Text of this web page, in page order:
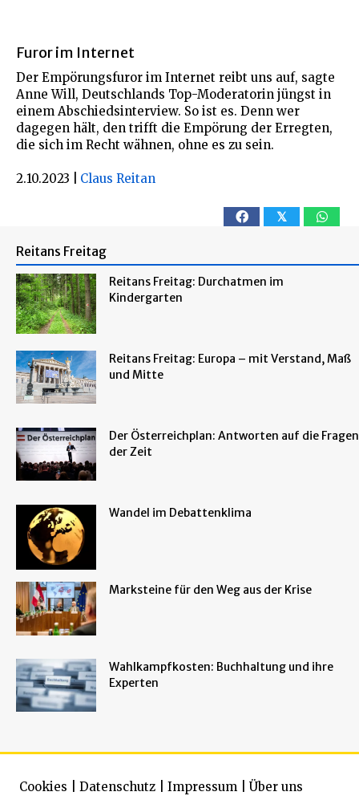
Furor im Internet
Der Empörungsfuror im Internet reibt uns auf, sagte
Anne Will, Deutschlands Top-Moderatorin jüngst in
einem Abschiedsinterview. So ist es. Denn wer
dagegen hält, den trifft die Empörung der Erregten,
die sich im Recht wähnen, ohne es zu sein.
2.10.2023 Claus Reitan
𝕏
Reitans Freitag
Reitans Freitag: Durchatmen im
Kindergarten
Reitans Freitag: Europa – mit Verstand, Maß
und Mitte
Der Österreichplan: Antworten auf die Fragen
der Zeit
Wandel im Debattenklima
Marksteine für den Weg aus der Krise
Wahlkampfkosten: Buchhaltung und ihre
Experten
Cookies Datenschutz Impressum Über uns